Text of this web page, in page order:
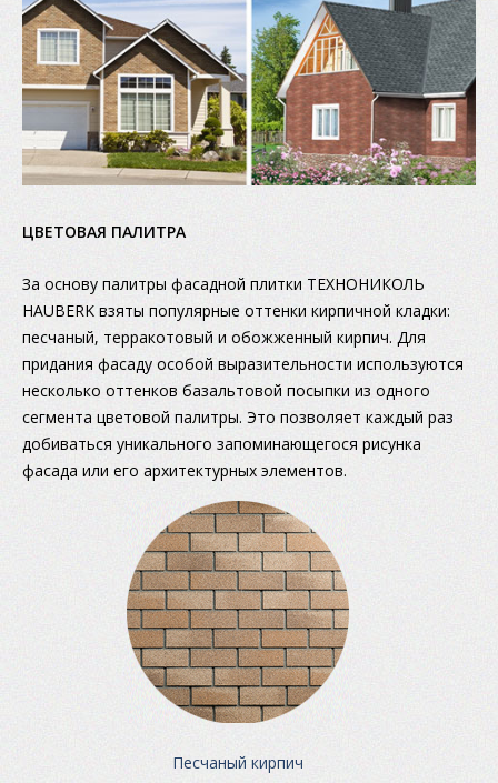
ЦВЕТОВАЯ ПАЛИТРА
За основу палитры фасадной плитки ТЕХНОНИКОЛЬ
HAUBERK взяты популярные оттенки кирпичной кладки:
песчаный, терракотовый и обожженный кирпич. Для
придания фасаду особой выразительности используются
несколько оттенков базальтовой посыпки из одного
сегмента цветовой палитры. Это позволяет каждый раз
добиваться уникального запоминающегося рисунка
фасада или его архитектурных элементов.
Песчаный кирпич